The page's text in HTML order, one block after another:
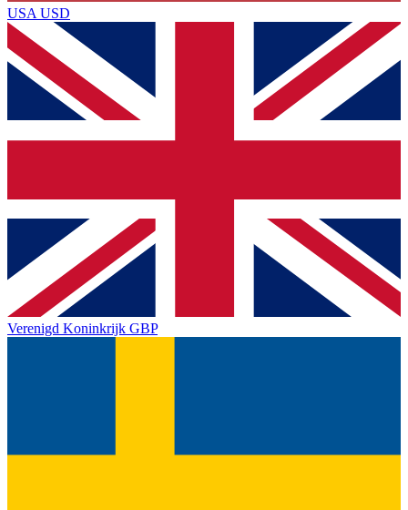
USA USD
Verenigd Koninkrijk GBP